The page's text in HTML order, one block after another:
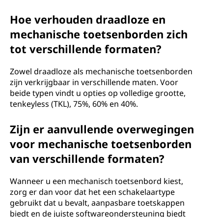
Hoe verhouden draadloze en
mechanische toetsenborden zich
tot verschillende formaten?
Zowel draadloze als mechanische toetsenborden
zijn verkrijgbaar in verschillende maten. Voor
beide typen vindt u opties op volledige grootte,
tenkeyless (TKL), 75%, 60% en 40%.
Zijn er aanvullende overwegingen
voor mechanische toetsenborden
van verschillende formaten?
Wanneer u een mechanisch toetsenbord kiest,
zorg er dan voor dat het een schakelaartype
gebruikt dat u bevalt, aanpasbare toetskappen
biedt en de juiste softwareondersteuning biedt